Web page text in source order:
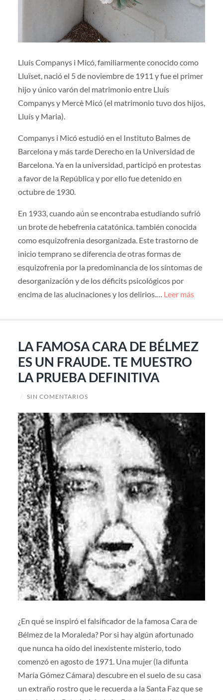
Lluís Companys i Micó, familiarmente conocido como
Lluïset, nació el 5 de noviembre de 1911 y fue el primer
hijo y único varón del matrimonio entre Lluís
Companys y Mercè Micó (el matrimonio tuvo dos hijos,
Lluís y Maria).
Companys i Micó estudió en el Instituto Balmes de
Barcelona y más tarde Derecho en la Universidad de
Barcelona. Ya en la universidad, participó en protestas
a favor de la República y por ello fue detenido en
octubre de 1930.
En 1933, cuando aún se encontraba estudiando sufrió
un brote de hebefrenia catatónica. también conocida
como esquizofrenia desorganizada. Este trastorno de
inicio temprano se diferencia de otras formas de
esquizofrenia por la predominancia de los síntomas de
desorganización y de los déficits psicológicos por
encima de las alucinaciones y los delirios.… Leer más
LA FAMOSA CARA DE BÉLMEZ
ES UN FRAUDE. TE MUESTRO
LA PRUEBA DEFINITIVA
/ SIN COMENTARIOS
¿En qué se inspiró el falsificador de la famosa Cara de
Bélmez de la Moraleda? Por si hay algún afortunado
que nunca ha oído del inexistente misterio, todo
comenzó en agosto de 1971. Una mujer (la difunta
María Gómez Cámara) descubre en el suelo de su casa
un extraño rostro que le recuerda a la Santa Faz que se